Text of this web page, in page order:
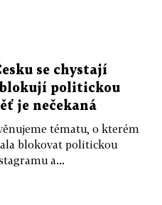
se chystají
politickou
je nečekaná
tématu, o kterém
blokovat politickou
a...